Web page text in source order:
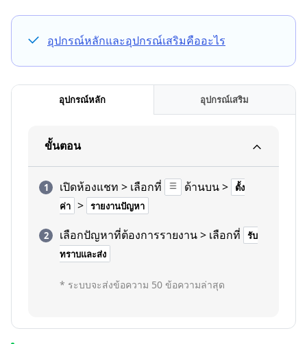
อุปกรณ์หลักและอุปกรณ์เสริมคืออะไร
อุปกรณ์หลัก อุปกรณ์เสริม
ขั้นตอน
เปิดห้องแชท > เลือกที่ ด้านบน >
ตั้ง
ค่า > รายงานปัญหา
เลือกปัญหาที่ต้องการรายงาน > เลือกที่
รับ
ทราบและส่ง
* ระบบจะส่งข้อความ 50 ข้อความล่าสุด